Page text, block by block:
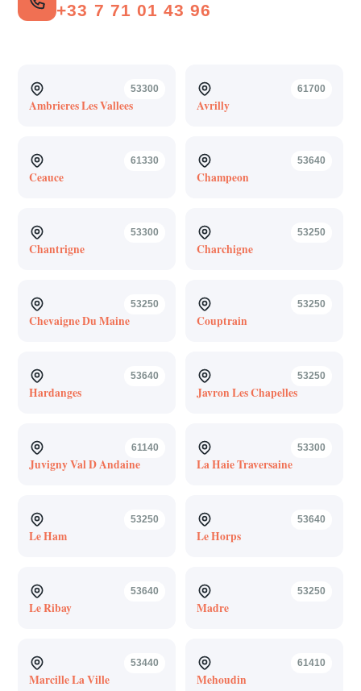
+33 7 71 01 43 96
53300
Ambrieres Les Vallees
61700
Avrilly
61330
Ceauce
53640
Champeon
53300
Chantrigne
53250
Charchigne
53250
Chevaigne Du Maine
53250
Couptrain
53640
Hardanges
53250
Javron Les Chapelles
61140
Juvigny Val D Andaine
53300
La Haie Traversaine
53250
Le Ham
53640
Le Horps
53640
Le Ribay
53250
Madre
53440
Marcille La Ville
61410
Mehoudin